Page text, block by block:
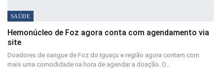
SAÚDE
Hemonúcleo de Foz agora conta com agendamento via
site
Doadores de sangue de Foz do Iguaçu e região agora contam com
mais uma comodidade na hora de agendar a doação. O…